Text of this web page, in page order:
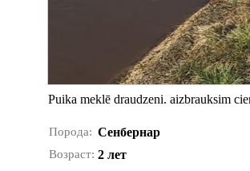
Puika meklē draudzeni. aizbrauksim
Порода: Сенбернар
Возраст: 2 лет